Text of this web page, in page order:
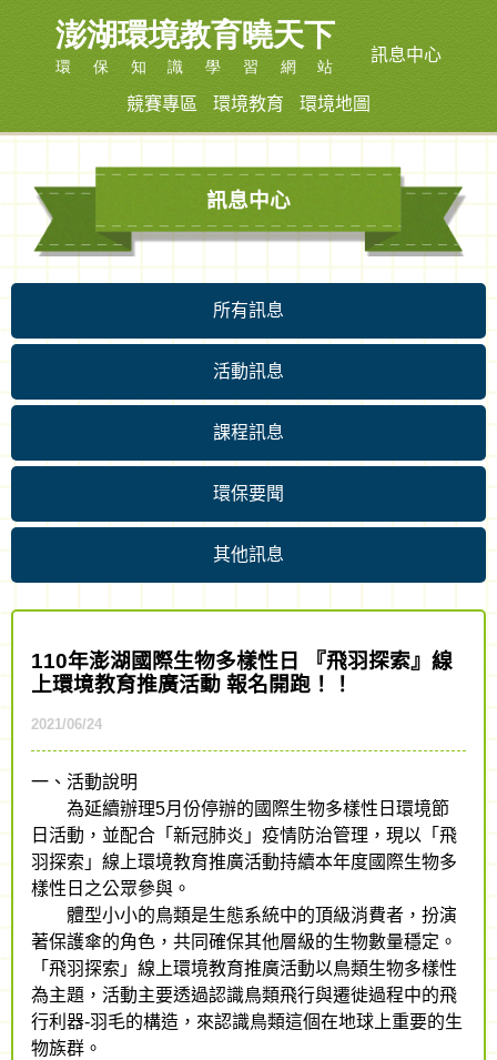
訊息中心
競賽專區 環境教育 環境地圖
訊息中心
所有訊息
活動訊息
課程訊息
環保要聞
其他訊息
110年澎湖國際生物多樣性日 『飛羽探索』線
上環境教育推廣活動 報名開跑！！
2021/06/24
一、活動說明
為延續辦理5月份停辦的國際生物多樣性日環境節
日活動，並配合「新冠肺炎」疫情防治管理，現以「飛
羽探索」線上環境教育推廣活動持續本年度國際生物多
樣性日之公眾參與。
體型小小的鳥類是生態系統中的頂級消費者，扮演
著保護傘的角色，共同確保其他層級的生物數量穩定。
「飛羽探索」線上環境教育推廣活動以鳥類生物多樣性
為主題，活動主要透過認識鳥類飛行與遷徙過程中的飛
行利器-羽毛的構造，來認識鳥類這個在地球上重要的生
物族群。